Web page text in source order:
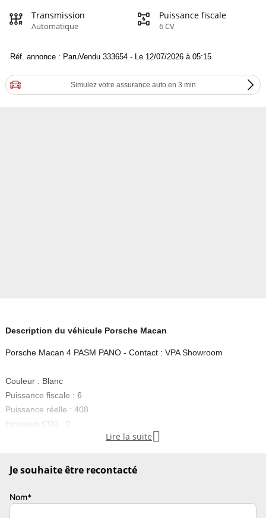
Transmission
Automatique
Puissance fiscale
6 CV
Réf. annonce : ParuVendu 333654 - Le 12/07/2026 à 05:15
Simulez votre assurance auto en 3 min
Description du véhicule Porsche Macan
Porsche Macan 4 PASM PANO - Contact : VPA Showroom
Couleur : Blanc
Puissance fiscale : 6
Puissance réelle : 408
Emission CO2 : 0
, contactez-nous .......................... INFORMATIONS........................
Nous vous présentons un Porsche 100% Electriquel importé
Lire la suite 
Je souhaite être recontacté
Nom*